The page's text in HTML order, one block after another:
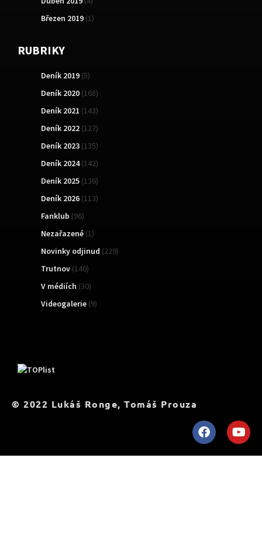
Březen 2019 (1)
RUBRIKY
Deník 2019 (5)
Deník 2020 (168)
Deník 2021 (143)
Deník 2022 (127)
Deník 2023 (135)
Deník 2024(142)
Deník 2025 (136)
Deník 2026 (113)
Fanklub (96)
Nezařazené (1)
Novinky odjinud (229)
Trutnov (140)
V médiích (30)
Videogalerie (9)
© 2022 Lukáš Ronge, Tomáš Prouza